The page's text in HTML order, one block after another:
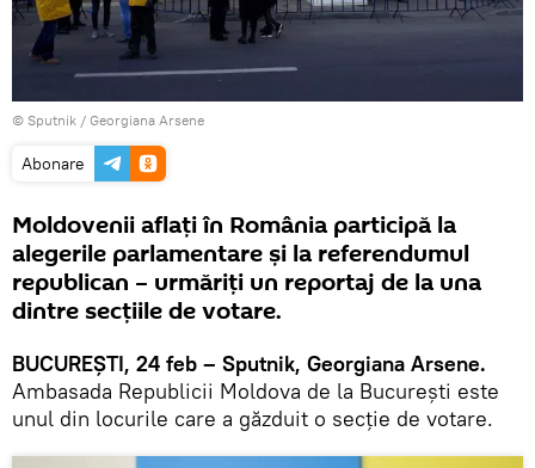
© Sputnik / Georgiana Arsene
Abonare
Moldovenii aflați în România participă la
alegerile parlamentare și la referendumul
republican – urmăriți un reportaj de la una
dintre secțiile de votare.
BUCUREȘTI, 24 feb – Sputnik, Georgiana Arsene.
Ambasada Republicii Moldova de la București este
unul din locurile care a găzduit o secție de votare.